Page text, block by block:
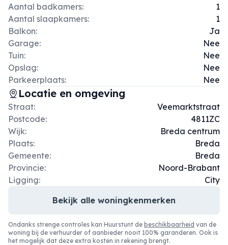
Aantal badkamers:
1
Aantal slaapkamers:
1
Balkon:
Ja
Garage:
Nee
Tuin:
Nee
Opslag:
Nee
Parkeerplaats:
Nee
Locatie en omgeving
Straat:
Veemarktstraat
Postcode:
4811ZC
Wijk:
Breda centrum
Plaats:
Breda
Gemeente:
Breda
Provincie:
Noord-Brabant
Ligging:
City
Bekijk alle woningkenmerken
Ondanks strenge controles kan Huurstunt de beschikbaarheid van de
woning bij de verhuurder of aanbieder nooit 100% garanderen. Ook is
het mogelijk dat deze extra kosten in rekening brengt.